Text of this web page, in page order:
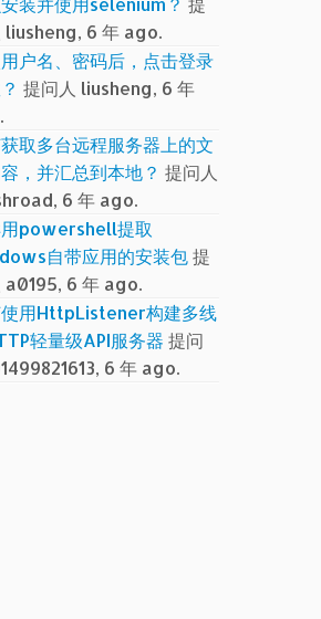
liusheng, 6 年 ago.
户名、密码后，点击登录
提问人 liusheng, 6 年
取多台远程服务器上的文
，并汇总到本地？ 提问人
6 年 ago.
powershell提取
自带应用的安装包提
a0195, 6 年 ago.
用HttpListener构建多线
轻量级API服务器 提问
6 年 ago.